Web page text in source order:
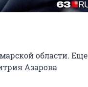
области. Еще
Азарова